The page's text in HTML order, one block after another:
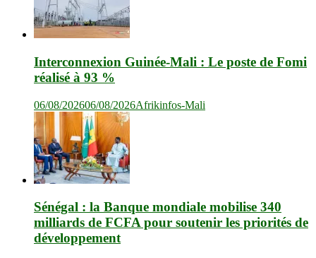
Interconnexion Guinée-Mali : Le poste de Fomi
réalisé à 93 %
06/08/202606/08/2026Afrikinfos-Mali
Sénégal : la Banque mondiale mobilise 340
milliards de FCFA pour soutenir les priorités de
développement